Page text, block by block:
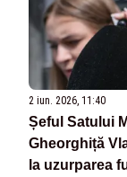
2 iun. 2026, 11:40
Șeful Satului
Gheorghiță
la uzurparea